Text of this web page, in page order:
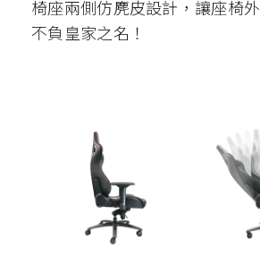
椅座兩側仿麂皮設計，讓座椅
不負皇家之名！